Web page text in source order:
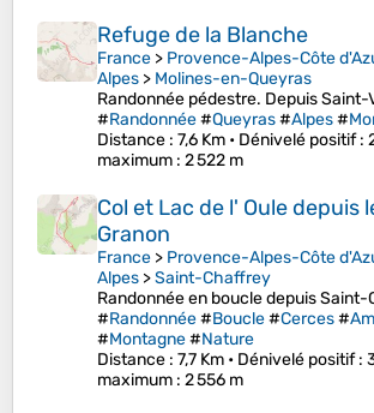
Refuge de la Blanche
France > Provence-Alpes-Côte
Alpes > Molines-en-Queyras
Randonnée pédestre. Depuis Saint-
#Randonnée#Queyras#Alpes#
Distance : 7,6 Km • Dénivelé positif:
maximum : 2 522 m
Col et Lac de l' Oule depuis
Granon
France > Provence-Alpes-Côte
Alpes >Saint-Chaffrey
Randonnée en boucle depuis
#Randonnée#Boucle#Cerces#
#Montagne#Nature
Distance : 7,7 Km • Dénivelé positif:
maximum : 2 556 m